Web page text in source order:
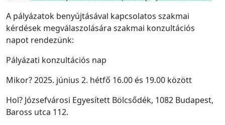
A pályázatok benyújtásával kapcsolatos szakmai
kérdések megválaszolására szakmai konzultációs
napot rendezünk:
Pályázati konzultációs nap
Mikor? 2025. június 2. hétfő 16.00 és 19.00 között
Hol? Józsefvárosi Egyesített Bölcsődék, 1082 Budapest,
Baross utca 112.